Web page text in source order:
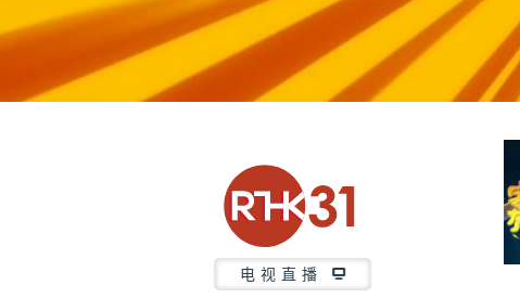
电视直播